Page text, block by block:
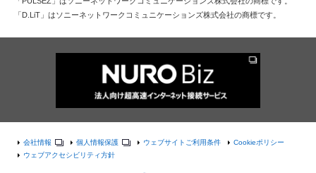
「D.LiT」はソニーネットワークコミュニケーションズ株式会社の商標です。
会社情報 個人情報保護 ウェブサイトご利用条件
Cookieポリシー
ウェブアクセシビリティ方針